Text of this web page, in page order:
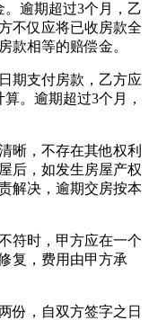
逾期超过3个月，乙
不仅应将已收房款全
款相等的赔偿金。
期支付房款，乙方应
。逾期超过3个月，
晰，不存在其他权利
后，如发生房屋产权
解决，逾期交房按本
符时，甲方应在一个
复，费用由甲方承
份，自双方签字之日